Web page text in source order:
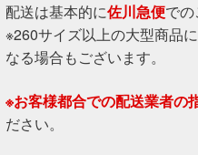
配送は基本的に佐川急便での
※260サイズ以上の大型商品
なる場合もございます。
※お客様都合での配送業者の
ださい。